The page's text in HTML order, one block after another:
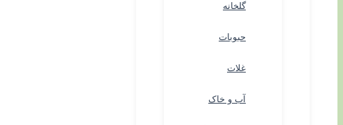
گلخانه
حبوبات
غلات
آب و خاک